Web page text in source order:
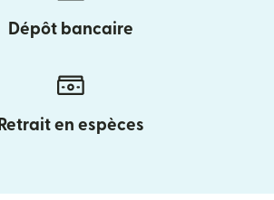
Dépôt bancaire
Retrait en espèces